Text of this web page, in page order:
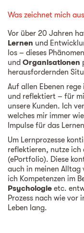
Was zeichnet mich
Vor über 20 Jahren
Lernen und
los – dieses
und Organisationen
herausfordernden
Auf allen Ebenen
und reflektiert – für
unsere Kunden. Ich
welches mir immer
Impulse für das
Um Lernprozesse
reflektieren, nutze ich
(ePortfolio). Diese
auch in meinen Alltag
ich Kompetenzen im
Psychologie etc.
Prozess nach wie vor
Leben lang.